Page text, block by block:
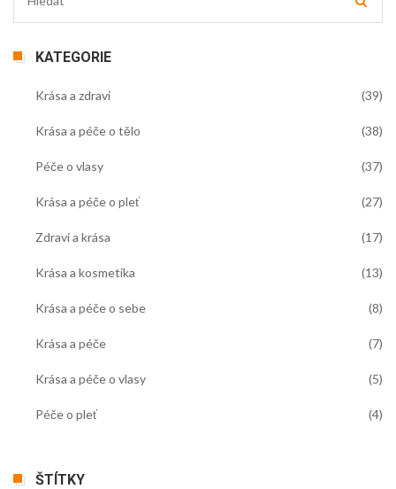
KATEGORIE
Krása a zdraví (39)
Krása a péče o tělo (38)
Péče o vlasy (37)
Krása a péče o pleť (27)
Zdraví a krása (17)
Krása a kosmetika (13)
Krása a péče o sebe (8)
Krása a péče (7)
Krása a péče o vlasy (5)
Péče o pleť (4)
ŠTÍTKY